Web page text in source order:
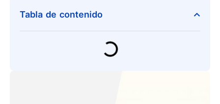
Tabla de contenido